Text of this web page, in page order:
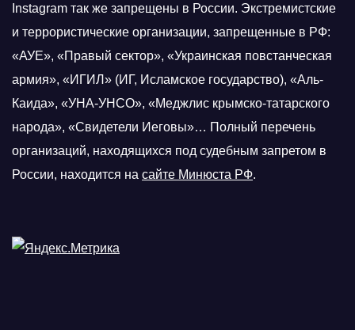
Instagram так же запрещены в России. Экстремистские
и террористические организации, запрещенные в РФ:
«АУЕ», «Правый сектор», «Украинская повстанческая
армия», «ИГИЛ» (ИГ, Исламское государство), «Аль-
Каида», «УНА-УНСО», «Меджлис крымско-татарского
народа», «Свидетели Иеговы»… Полный перечень
организаций, находящихся под судебным запретом в
России, находится на сайте Минюста РФ.